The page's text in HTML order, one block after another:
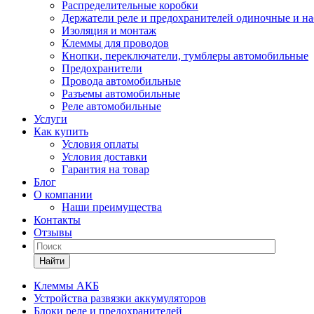
Распределительные коробки
Держатели реле и предохранителей одиночные и
Изоляция и монтаж
Клеммы для проводов
Кнопки, переключатели, тумблеры автомобильные
Предохранители
Провода автомобильные
Разъемы автомобильные
Реле автомобильные
Услуги
Как купить
Условия оплаты
Условия доставки
Гарантия на товар
Блог
О компании
Наши преимущества
Контакты
Отзывы
Найти
Клеммы АКБ
Устройства развязки аккумуляторов
Блоки реле и предохранителей